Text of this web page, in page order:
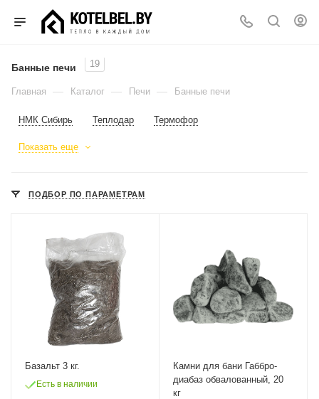
Банные печи 19
Главная — Каталог — Печи — Банные печи
НМК Сибирь Теплодар Термофор
Показать еще
ПОДБОР ПО ПАРАМЕТРАМ
Базальт 3 кг.
Есть в наличии
Камни для бани Габбро-
диабаз обвалованный, 20
кг